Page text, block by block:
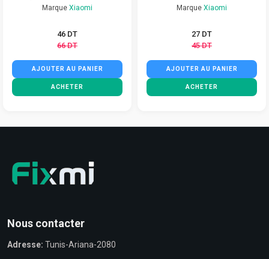
Marque Xiaomi
46 DT
66 DT
AJOUTER AU PANIER
ACHETER
Marque Xiaomi
27 DT
45 DT
AJOUTER AU PANIER
ACHETER
Nous contacter
Adresse: Tunis-Ariana-2080